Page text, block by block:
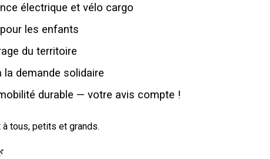
électrique et vélo cargo
les enfants
du territoire
demande solidaire
durable — votre avis compte !
tous, petits et grands.